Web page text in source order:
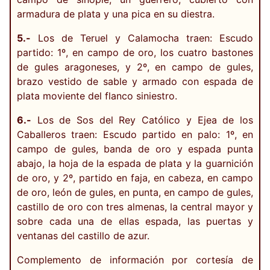
armadura de plata y una pica en su diestra.
5.- Los de Teruel y Calamocha traen: Escudo
partido: 1º, en campo de oro, los cuatro bastones
de gules aragoneses, y 2º, en campo de gules,
brazo vestido de sable y armado con espada de
plata moviente del flanco siniestro.
6.- Los de Sos del Rey Católico y Ejea de los
Caballeros traen: Escudo partido en palo: 1º, en
campo de gules, banda de oro y espada punta
abajo, la hoja de la espada de plata y la guarnición
de oro, y 2º, partido en faja, en cabeza, en campo
de oro, león de gules, en punta, en campo de gules,
castillo de oro con tres almenas, la central mayor y
sobre cada una de ellas espada, las puertas y
ventanas del castillo de azur.
Complemento de información por cortesía de